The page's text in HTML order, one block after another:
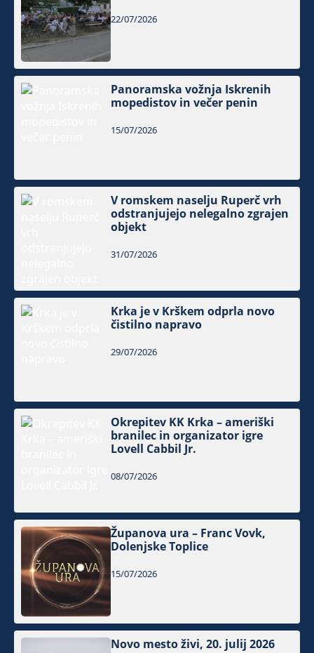
22/07/2026
Panoramska vožnja Iskrenih
mopedistov in večer penin
15/07/2026
V romskem naselju Ruperč vrh
odstranjujejo nelegalno zgrajen
objekt
31/07/2026
Krka je v Krškem odprla novo
čistilno napravo
29/07/2026
Okrepitev KK Krka – ameriški
branilec in organizator igre
Lovell Cabbil Jr.
08/07/2026
Županova ura – Franc Vovk,
Dolenjske Toplice
15/07/2026
Novo mesto živi, 20. julij 2026